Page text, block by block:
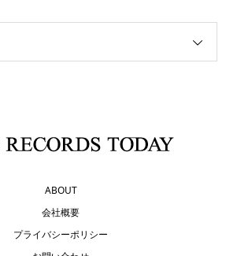
ABOUT
会社概要
プライバシーポリシー